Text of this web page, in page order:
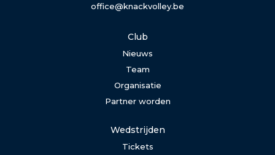
office@knackvolley.be
Club
Nieuws
Team
Organisatie
Partner worden
Wedstrijden
Tickets